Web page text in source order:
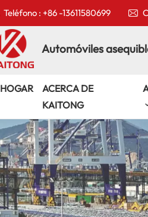
Teléfono : +86 -13611580699
Automóviles
HOGAR
ACERCA DE
KAITONG